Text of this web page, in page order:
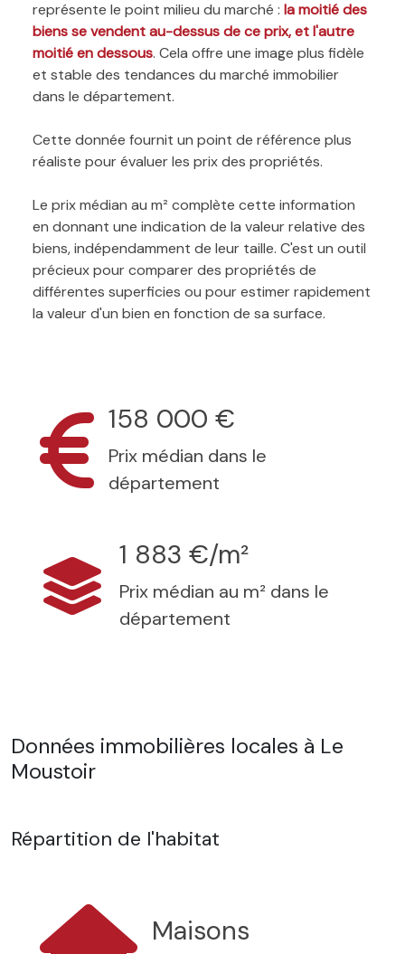
représente le point milieu du marché : la moitié des
biens se vendent au-dessus de ce prix, et l'autre
moitié en dessous. Cela offre une image plus fidèle
et stable des tendances du marché immobilier
dans le département.
Cette donnée fournit un point de référence plus
réaliste pour évaluer les prix des propriétés.
Le prix médian au m² complète cette information
en donnant une indication de la valeur relative des
biens, indépendamment de leur taille. C'est un outil
précieux pour comparer des propriétés de
différentes superficies ou pour estimer rapidement
la valeur d'un bien en fonction de sa surface.
158 000 €
Prix médian dans le
département
1 883 €/m²
Prix médian au m² dans le
département
Données immobilières locales à Le
Moustoir
Répartition de l'habitat
Maisons